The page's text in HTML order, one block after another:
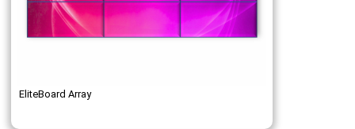
EliteBoard Array